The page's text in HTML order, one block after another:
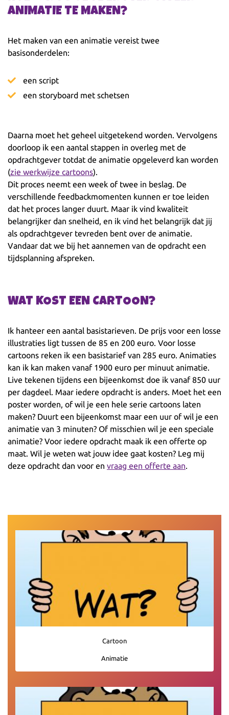
ANIMATIE TE MAKEN?
Het maken van een animatie vereist twee
basisonderdelen:
een script
een storyboard met schetsen
Daarna moet het geheel uitgetekend worden. Vervolgens
doorloop ik een aantal stappen in overleg met de
opdrachtgever totdat de animatie opgeleverd kan worden
(zie werkwijze cartoons).
Dit proces neemt een week of twee in beslag. De
verschillende feedbackmomenten kunnen er toe leiden
dat het proces langer duurt. Maar ik vind kwaliteit
belangrijker dan snelheid, en ik vind het belangrijk dat jij
als opdrachtgever tevreden bent over de animatie.
Vandaar dat we bij het aannemen van de opdracht een
tijdsplanning afspreken.
WAT KOST EEN CARTOON?
Ik hanteer een aantal basistarieven. De prijs voor een losse
illustraties ligt tussen de 85 en 200 euro. Voor losse
cartoons reken ik een basistarief van 285 euro. Animaties
kan ik kan maken vanaf 1900 euro per minuut animatie.
Live tekenen tijdens een bijeenkomst doe ik vanaf 850 uur
per dagdeel. Maar iedere opdracht is anders. Moet het een
poster worden, of wil je een hele serie cartoons laten
maken? Duurt een bijeenkomst maar een uur of wil je een
animatie van 3 minuten? Of misschien wil je een speciale
animatie? Voor iedere opdracht maak ik een offerte op
maat. Wil je weten wat jouw idee gaat kosten? Leg mij
deze opdracht dan voor en vraag een offerte aan.
Cartoon
Animatie